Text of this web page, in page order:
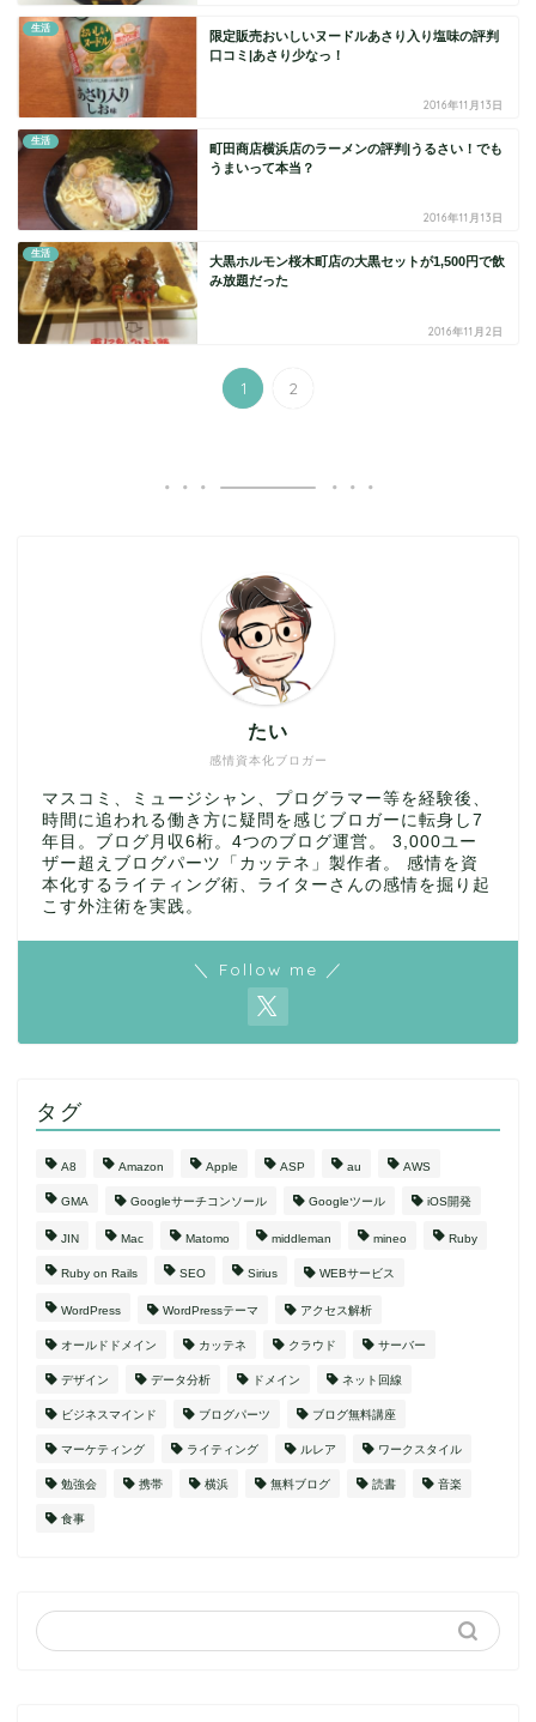
生活
限定販売おいしいヌードルあさり入り塩味の評判
口コミ|あさり少なっ！
2016年11月13日
生活
町田商店横浜店のラーメンの評判|うるさい！でも
うまいって本当？
2016年11月13日
生活
大黒ホルモン桜木町店の大黒セットが1,500円で飲
み放題だった
2016年11月2日
1 2
感情資本化ブロガー
たい
マスコミ、ミュージシャン、プログラマー等を経験後、
時間に追われる働き方に疑問を感じブロガーに転身し7
年目。ブログ月収6桁。4つのブログ運営。 3,000ユー
ザー超えブログパーツ「カッテネ」製作者。 感情を資
本化するライティング術、ライターさんの感情を掘り起
こす外注術を実践。
＼ Follow me ／
タグ
A8 Amazon Apple ASP au AWS
GMA Googleサーチコンソール Googleツール iOS開発
JIN Mac Matomo middleman mineo Ruby
Ruby on Rails SEO Sirius WEBサービス
WordPress WordPressテーマ アクセス解析
オールドドメイン カッテネ クラウド サーバー
デザイン データ分析 ドメイン ネット回線
ビジネスマインド ブログパーツ ブログ無料講座
マーケティング ライティング ルレア ワークスタイル
勉強会 携帯 横浜 無料ブログ 読書 音楽
食事